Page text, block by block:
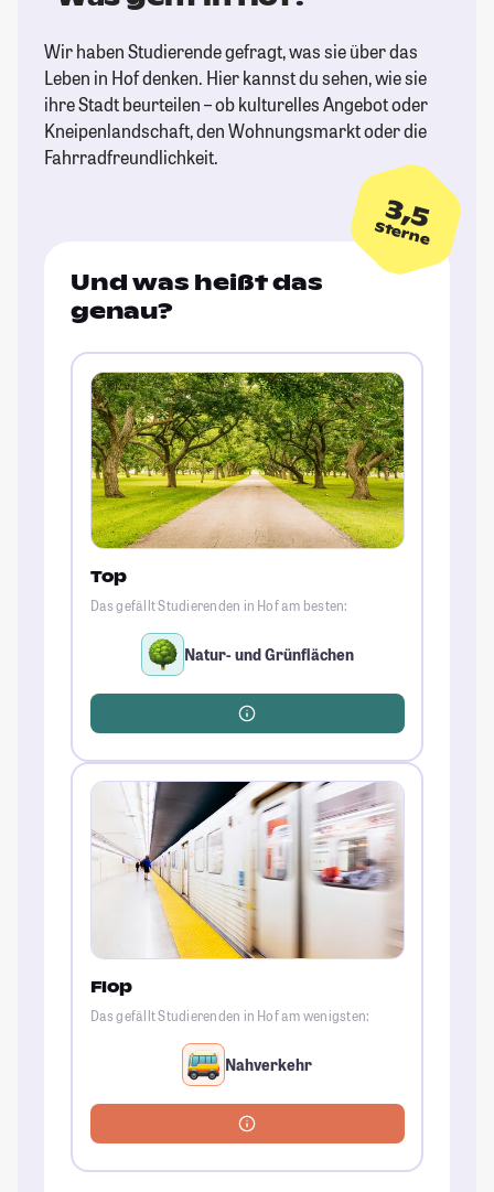
Wir haben Studierende gefragt, was sie über das
Leben in Hof denken. Hier kannst du sehen, wie sie
ihre Stadt beurteilen – ob kulturelles Angebot oder
Kneipenlandschaft, den Wohnungsmarkt oder die
Fahrradfreundlichkeit.
3,5
Sterne
Und was heißt das
genau?
Top
Das gefällt Studierenden in Hof am besten:
Natur- und Grünflächen
Flop
Das gefällt Studierenden in Hof am wenigsten:
Nahverkehr